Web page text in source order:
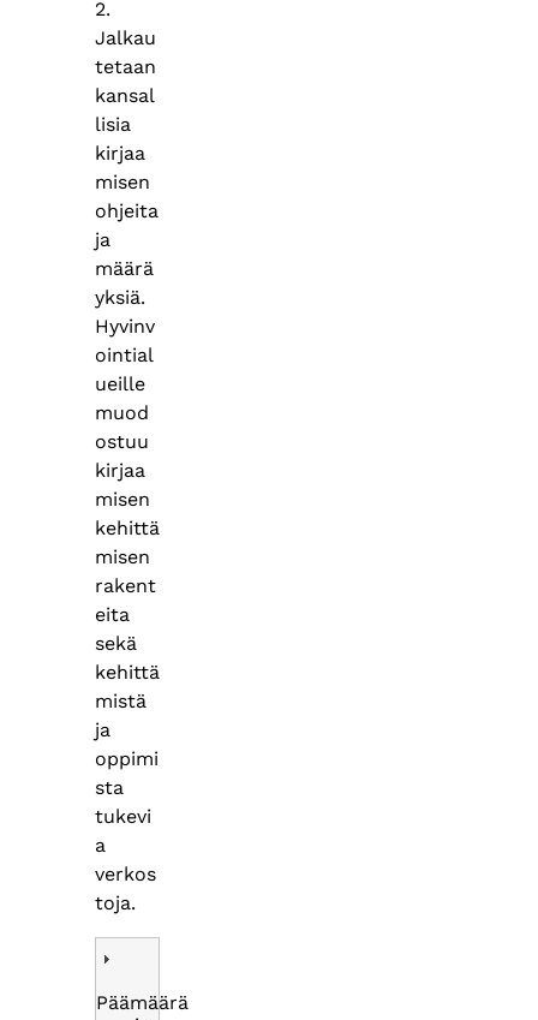
2.
Jalkau
tetaan
kansal
lisia
kirjaa
misen
ohjeita
ja
määrä
yksiä.
Hyvinv
ointial
ueille
muod
ostuu
kirjaa
misen
kehittä
misen
rakent
eita
sekä
kehittä
mistä
ja
oppimi
sta
tukevi
a
verkos
toja.
Päämäärä